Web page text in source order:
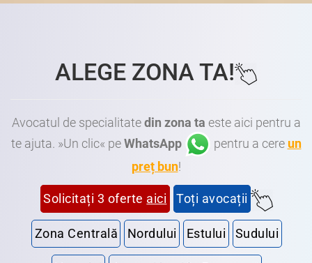
ALEGE ZONA TA!
Avocatul de specialitatedin zona ta este aici pentru a
te ajuta. »Un clic« peWhatsApp pentru a cere un
preț bun!
Solicitați 3 oferte aici Toți avocații
Zona Centrală Nordului Estului Sudului